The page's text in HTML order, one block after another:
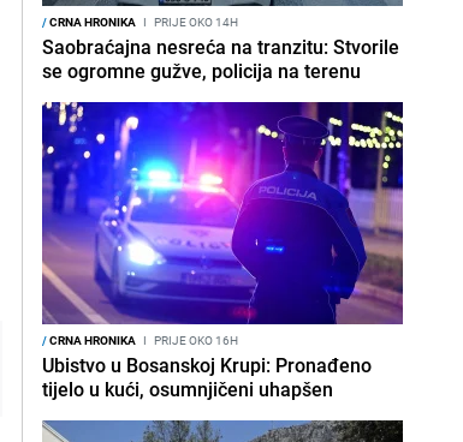
/CRNA HRONIKA I PRIJE OKO 14H
Saobraćajna nesreća na tranzitu: Stvorile
se ogromne gužve, policija na terenu
/CRNA HRONIKA I PRIJE OKO 16H
Ubistvo u Bosanskoj Krupi: Pronađeno
tijelo u kući, osumnjičeni uhapšen